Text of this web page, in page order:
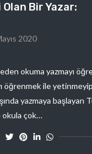
Bir Yazar:
2020
okuma yazmayı
öğrenmek ile
yazmaya başlayan
okula çok…